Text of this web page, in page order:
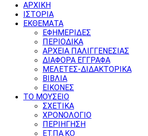
ΑΡΧΙΚΗ
ΙΣΤΟΡΙΑ
ΕΚΘΕΜΑΤΑ
ΕΦΗΜΕΡΙΔΕΣ
ΠΕΡΙΟΔΙΚΑ
ΑΡΧΕΙΑ ΠΑΛΙΓΓΕΝΕΣΙΑΣ
ΔΙΑΦΟΡΑ ΕΓΓΡΑΦΑ
ΜΕΛΕΤΕΣ-ΔΙΔΑΚΤΟΡΙΚΑ
ΒΙΒΛΙΑ
ΕΙΚΟΝΕΣ
ΤΟ ΜΟΥΣΕΙΟ
ΣΧΕΤΙΚΑ
ΧΡΟΝΟΛΟΓΙΟ
ΠΕΡΙΗΓΗΣΗ
ΕΤ.ΠΑ.ΚΟ